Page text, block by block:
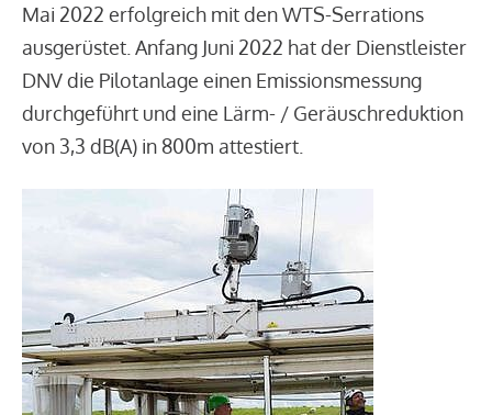
Mai 2022 erfolgreich mit den WTS-Serrations
ausgerüstet. Anfang Juni 2022 hat der Dienstleister
DNV die Pilotanlage einen Emissionsmessung
durchgeführt und eine Lärm- / Geräuschreduktion
von 3,3 dB(A) in 800m attestiert.